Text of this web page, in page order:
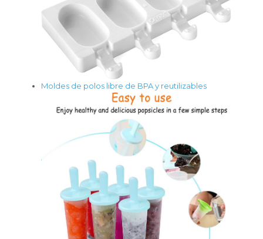
Moldes de polos libre de BPA y reutilizables